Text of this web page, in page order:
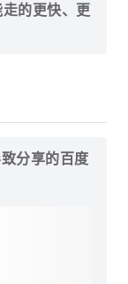
Cloud
加入，一起